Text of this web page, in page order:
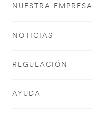
NUESTRA EMPRESA
NOTICIAS
REGULACIÓN
AYUDA